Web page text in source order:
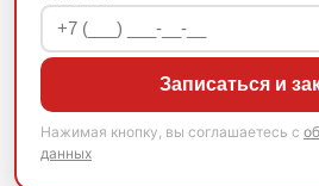
Записаться и
Нажимая кнопку, вы соглашаетесь с
данных